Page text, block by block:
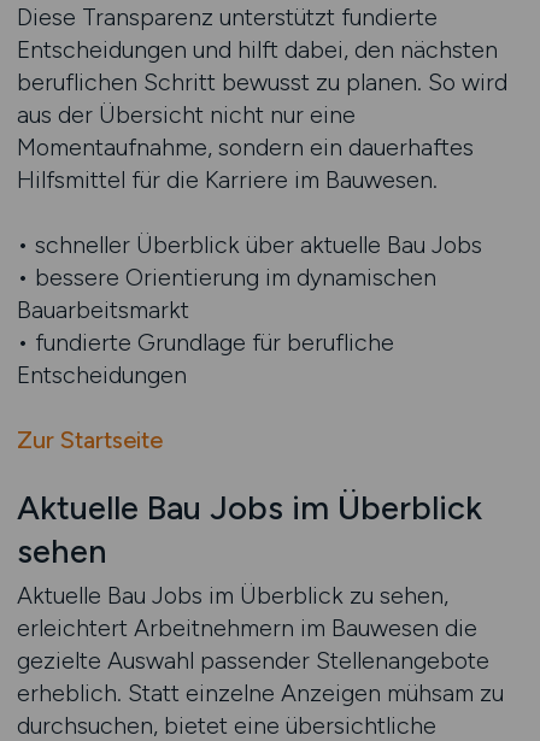
Diese Transparenz unterstützt fundierte
Entscheidungen und hilft dabei, den nächsten
beruflichen Schritt bewusst zu planen. So wird
aus der Übersicht nicht nur eine
Momentaufnahme, sondern ein dauerhaftes
Hilfsmittel für die Karriere im Bauwesen.
• schneller Überblick über aktuelle Bau Jobs
• bessere Orientierung im dynamischen
Bauarbeitsmarkt
• fundierte Grundlage für berufliche
Entscheidungen
Zur Startseite
Aktuelle Bau Jobs im Überblick
sehen
Aktuelle Bau Jobs im Überblick zu sehen,
erleichtert Arbeitnehmern im Bauwesen die
gezielte Auswahl passender Stellenangebote
erheblich. Statt einzelne Anzeigen mühsam zu
durchsuchen, bietet eine übersichtliche